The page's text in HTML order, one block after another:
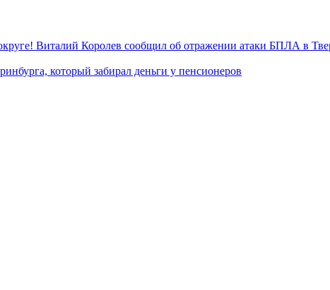
Виталий Королев сообщил об отражении атаки БПЛА в
который забирал деньги у пенсионеров